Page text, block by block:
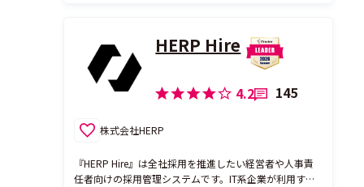
HERP Hire
4.2 145
株式会社HERP
『HERP Hire』は全社採用を推進したい経営者や人事責
任者向けの採用管理システムです。IT系企業が利用する